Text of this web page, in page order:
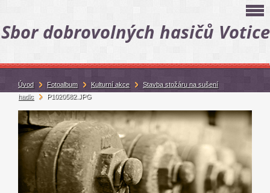
Sbor dobrovolných hasičů Votice
Úvod Fotoalbum Kulturní akce
Stavba stožáru na sušení
hadic
P1020582.JPG